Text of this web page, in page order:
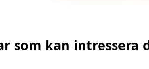
som kan intressera